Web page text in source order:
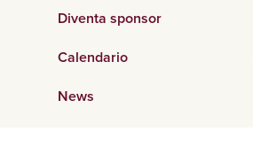
Diventa sponsor
Calendario
News